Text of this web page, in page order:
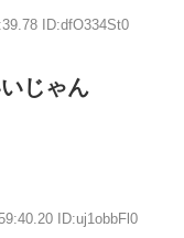
ID:dfO334St0
じゃん
ID:uj1obbFl0